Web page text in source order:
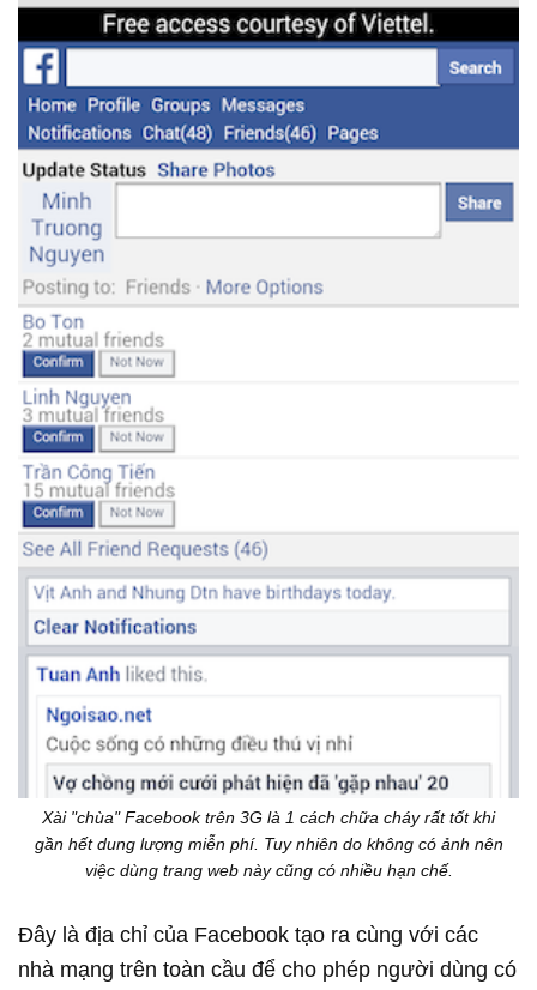
Xài "chùa" Facebook trên 3G là 1 cách chữa cháy rất tốt khi
gần hết dung lượng miễn phí. Tuy nhiên do không có ảnh nên
việc dùng trang web này cũng có nhiều hạn chế.
Đây là địa chỉ của Facebook tạo ra cùng với các
nhà mạng trên toàn cầu để cho phép người dùng có